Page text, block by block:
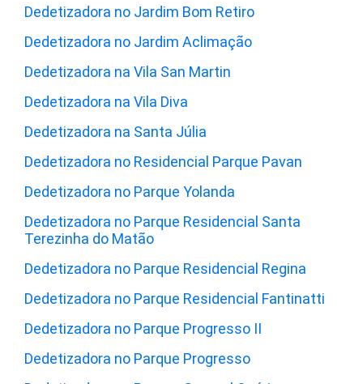
Dedetizadora no Jardim Bom Retiro
Dedetizadora no Jardim Aclimação
Dedetizadora na Vila San Martin
Dedetizadora na Vila Diva
Dedetizadora na Santa Júlia
Dedetizadora no Residencial Parque Pavan
Dedetizadora no Parque Yolanda
Dedetizadora no Parque Residencial Santa
Terezinha do Matão
Dedetizadora no Parque Residencial Regina
Dedetizadora no Parque Residencial Fantinatti
Dedetizadora no Parque Progresso II
Dedetizadora no Parque Progresso